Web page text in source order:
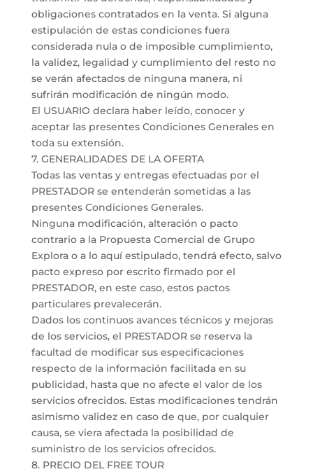
obligaciones contratados en la venta. Si alguna
estipulación de estas condiciones fuera
considerada nula o de imposible cumplimiento,
la validez, legalidad y cumplimiento del resto no
se verán afectados de ninguna manera, ni
sufrirán modificación de ningún modo.
El USUARIO declara haber leído, conocer y
aceptar las presentes Condiciones Generales en
toda su extensión.
7. GENERALIDADES DE LA OFERTA
Todas las ventas y entregas efectuadas por el
PRESTADOR se entenderán sometidas a las
presentes Condiciones Generales.
Ninguna modificación, alteración o pacto
contrario a la Propuesta Comercial de Grupo
Explora o a lo aquí estipulado, tendrá efecto, salvo
pacto expreso por escrito firmado por el
PRESTADOR, en este caso, estos pactos
particulares prevalecerán.
Dados los continuos avances técnicos y mejoras
de los servicios, el PRESTADOR se reserva la
facultad de modificar sus especificaciones
respecto de la información facilitada en su
publicidad, hasta que no afecte el valor de los
servicios ofrecidos. Estas modificaciones tendrán
asimismo validez en caso de que, por cualquier
causa, se viera afectada la posibilidad de
suministro de los servicios ofrecidos.
8. PRECIO DEL FREE TOUR